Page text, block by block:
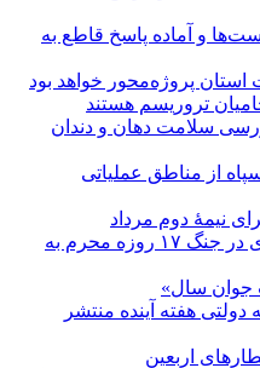
و آماده پاسخ قاطع به
استان پروژه‌محور خواهد بود
تروریسم هستند
سلامت دهان و دندان
از مناطق عملیاتی
نیمۀ دوم مرداد
سردار رضایی: ضربات شدیدی در جنگ ۱۷ روزه محرم به
جوان سال»
دولتی هفته آینده منتشر